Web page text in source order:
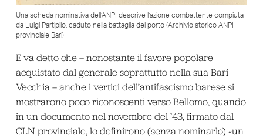
Una scheda nominativa dell’ANPI descrive l’azione combattente compiuta
da Luigi Partipilo, caduto nella battaglia del porto (Archivio storico ANPI
provinciale Bari)
E va detto che – nonostante il favore popolare
acquistato dal generale soprattutto nella sua Bari
Vecchia – anche i vertici dell’antifascismo barese si
mostrarono poco riconoscenti verso Bellomo, quando
in un documento nel novembre del ’43, firmato dal
CLN provinciale, lo definirono (senza nominarlo) «un